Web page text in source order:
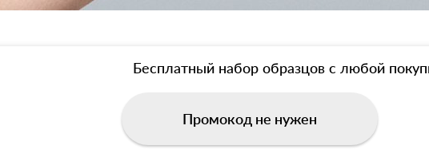
Бесплатный набор образцов с любой
Промокод не нужен